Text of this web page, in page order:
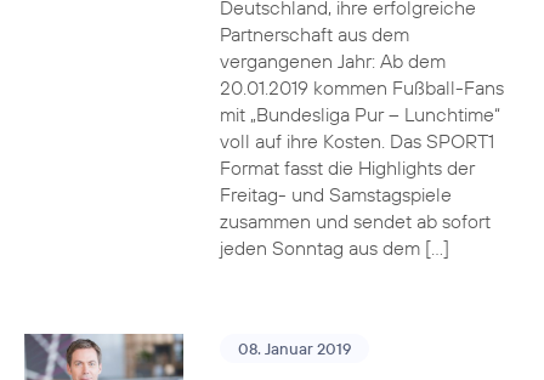
Deutschland, ihre erfolgreiche
Partnerschaft aus dem
vergangenen Jahr: Ab dem
20.01.2019 kommen Fußball-Fans
mit „Bundesliga Pur – Lunchtime“
voll auf ihre Kosten. Das SPORT1
Format fasst die Highlights der
Freitag- und Samstagspiele
zusammen und sendet ab sofort
jeden Sonntag aus dem […]
08. Januar 2019